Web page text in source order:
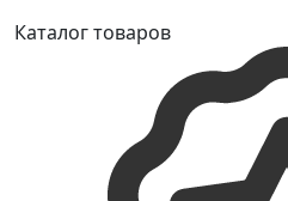
Каталог товаров